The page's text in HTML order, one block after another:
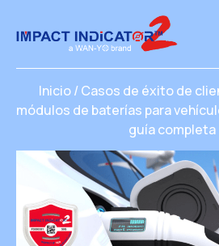
Inicio/Casos de éxito de
módulos de baterías para
guía completa